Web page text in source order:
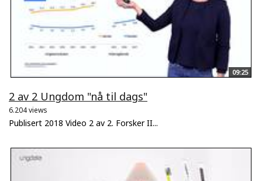
09:25
2 av 2 Ungdom "nå til dags"
6.204 views
Publisert 2018 Video 2 av 2. Forsker II...